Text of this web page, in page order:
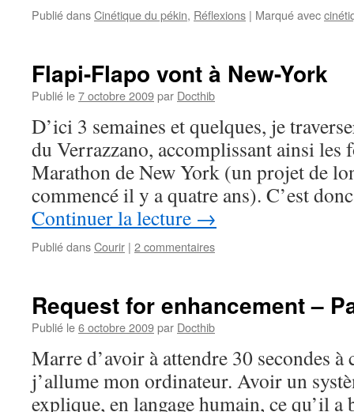
Publié dansCinétique du pékin, Réflexions | Marqué avec
Flapi-Flapo vont à New-York
Publié le7 octobre 2009par Docthib
D’ici 3 semaines et quelques, je
du Verrazzano, accomplissant ainsi les
Marathon de New York (un projet de
commencé il y a quatre ans). C’est
Continuer la lecture →
Publié dansCourir | 2 commentaires
Request for enhancement –
Publié le6 octobre 2009par Docthib
Marre d’avoir à attendre 30 secondes à
j’allume mon ordinateur. Avoir un
explique, en langage humain, ce qu’il